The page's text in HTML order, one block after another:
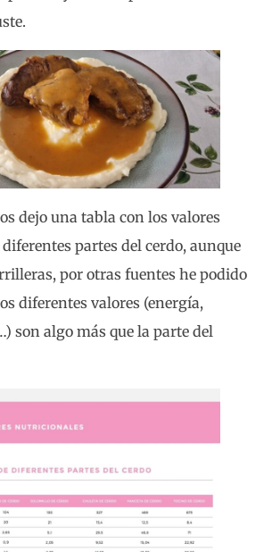
dejo una tabla con los valores
partes del cerdo, aunque
por otras fuentes he podido
diferentes valores (energía,
son algo más que la parte del